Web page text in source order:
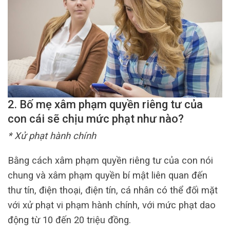
2. Bố mẹ xâm phạm quyền riêng tư của
con cái sẽ chịu mức phạt như nào?
* Xử phạt hành chính
Bằng cách xâm phạm quyền riêng tư của con nói
chung và xâm phạm quyền bí mật liên quan đến
thư tín, điện thoại, điện tín, cá nhân có thể đối mặt
với xử phạt vi phạm hành chính, với mức phạt dao
động từ 10 đến 20 triệu đồng.